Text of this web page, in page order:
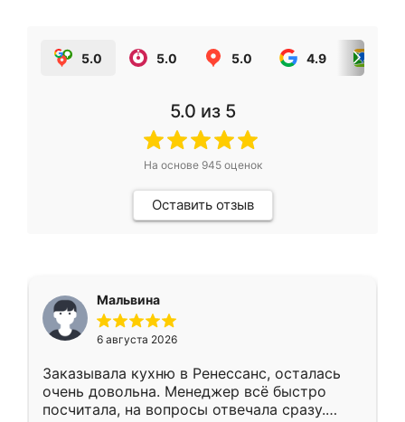
5.0 5.0 5.0 4.9
5.0 из 5
На основе 945оценок
Оставить отзыв
Мальвина
6 августа 2026
Заказывала кухню в Ренессанс, осталась
очень довольна. Менеджер всё быстро
посчитала, на вопросы отвечала сразу.